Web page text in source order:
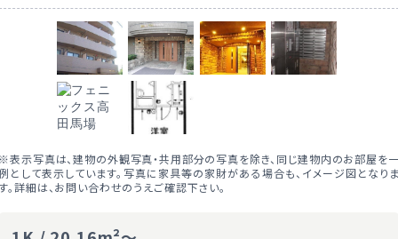
表示写真は、建物の外観写真・共用部分の写真を除き、同じ建物内のお部屋を
として表示しています。写真に家具等の家財がある場合も、イメージ図となり
。詳細は、お問い合わせのうえご確認下さい。